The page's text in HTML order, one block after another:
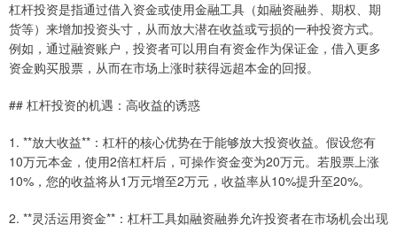
杠杆投资是指通过借入资金或使用金融工具（如融资融券、期权、期
货等）来增加投资头寸，从而放大潜在收益或亏损的一种投资方式。
例如，通过融资账户，投资者可以用自有资金作为保证金，借入更多
资金购买股票，从而在市场上涨时获得远超本金的回报。
## 杠杆投资的机遇：高收益的诱惑
1. **放大收益**：杠杆的核心优势在于能够放大投资收益。假设您有
10万元本金，使用2倍杠杆后，可操作资金变为20万元。若股票上涨
10%，您的收益将从1万元增至2万元，收益率从10%提升至20%。
2. **灵活运用资金**：杠杆工具如融资融券允许投资者在市场机会出现